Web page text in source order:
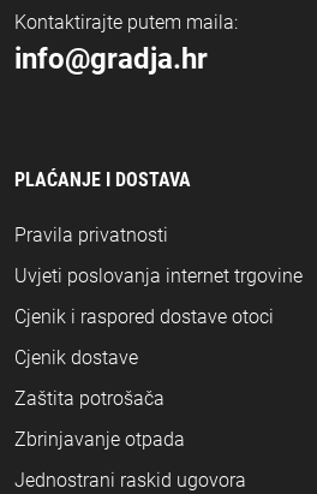
Kontaktirajte putem maila:
info@gradja.hr
PLAĆANJE I DOSTAVA
Pravila privatnosti
Uvjeti poslovanja internet trgovine
Cjenik i raspored dostave otoci
Cjenik dostave
Zaštita potrošača
Zbrinjavanje otpada
Jednostrani raskid ugovora